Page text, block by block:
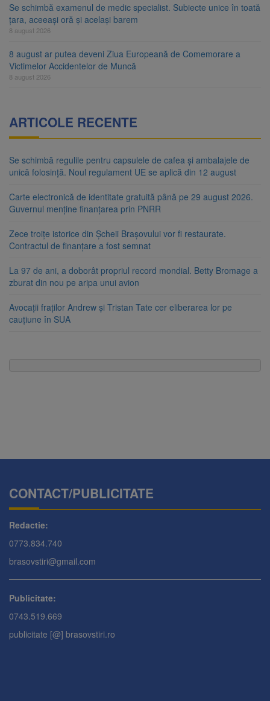
Se schimbă examenul de medic specialist. Subiecte unice în toată
țara, aceeași oră și același barem
8 august 2026
8 august ar putea deveni Ziua Europeană de Comemorare a
Victimelor Accidentelor de Muncă
8 august 2026
ARTICOLE RECENTE
Se schimbă regulile pentru capsulele de cafea și ambalajele de
unică folosință. Noul regulament UE se aplică din 12 august
Carte electronică de identitate gratuită până pe 29 august 2026.
Guvernul menține finanțarea prin PNRR
Zece troițe istorice din Șcheii Brașovului vor fi restaurate.
Contractul de finanțare a fost semnat
La 97 de ani, a doborât propriul record mondial. Betty Bromage a
zburat din nou pe aripa unui avion
Avocații fraților Andrew și Tristan Tate cer eliberarea lor pe
cauțiune în SUA
CONTACT/PUBLICITATE
Redactie:
0773.834.740
brasovstiri@gmail.com
Publicitate:
0743.519.669
publicitate [@] brasovstiri.ro